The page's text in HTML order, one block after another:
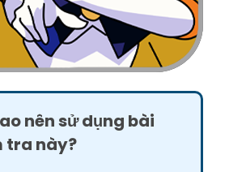
nên sử dụng bài
tra này?